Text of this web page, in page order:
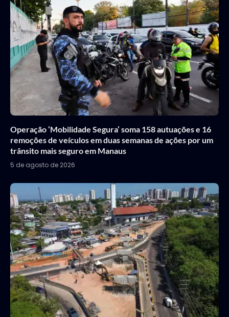
Operação ‘Mobilidade Segura’ soma 158 autuações e 16
remoções de veículos em duas semanas de ações por um
trânsito mais seguro em Manaus
5 de agosto de 2026